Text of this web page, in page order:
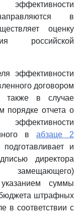
в
оценку
российской
эффективности
договором
также в случае
порядке отчета о
в абзаце 2
и
директора
суммы
штрафных
в соответствии с